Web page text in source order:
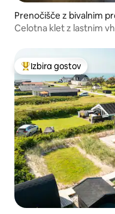
Prenočišče z bivalnim
drup
Celotna klet z lastnim
Najbolj priljubljena
Izbira gostov